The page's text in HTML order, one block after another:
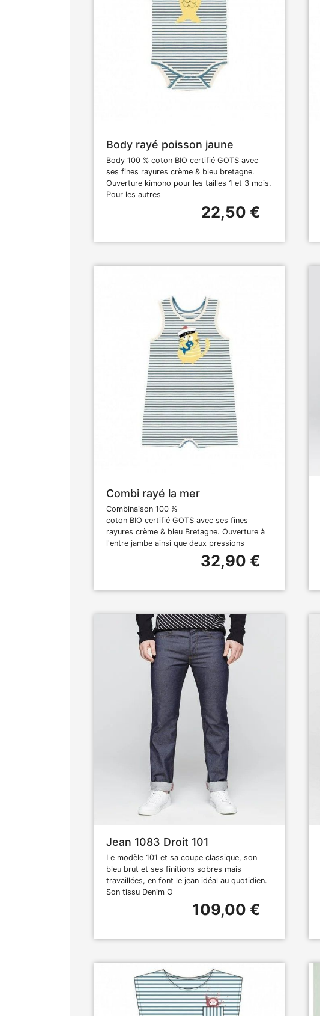
Body rayé poisson jaune
Body 100 % coton BIO certifié GOTS avec
ses fines rayures crème & bleu bretagne.
Ouverture kimono pour les tailles 1 et 3 mois.
Pour les autres
22,50 €
Combi rayé la mer
Combinaison 100 %
coton BIO certifié GOTS avec ses fines
rayures crème & bleu Bretagne. Ouverture à
l'entre jambe ainsi que deux pressions
32,90 €
Jean 1083 Droit 101
Le modèle 101 et sa coupe classique, son
bleu brut et ses finitions sobres mais
travaillées, en font le jean idéal au quotidien.
Son tissu Denim O
109,00 €